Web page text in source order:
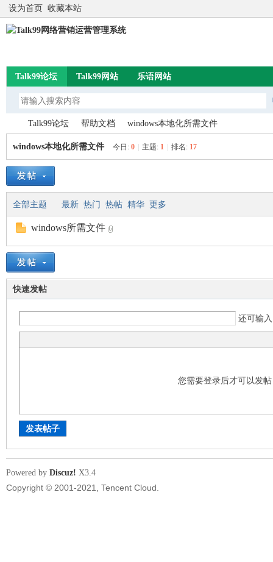
设为首页 收藏本站
Talk99论坛 Talk99网站 乐语网站
Ta
lk
»
Talk99论坛 帮助文档 windows本地化所需文件
windows本地化所需文件 今日: 0 主题: 1 排名: 17
全部主题 最新 热门 热帖 精华 更多
windows所需文件
快速发帖
还可输
您需要登录后才可以发
发表帖子
Powered by Discuz! X3.4
Copyright © 2001-2021, Tencent Cloud.